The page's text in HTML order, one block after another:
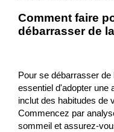
Comment faire
débarrasser de
Pour se débarrasser de
essentiel d'adopter une
inclut des habitudes de
Commencez par
sommeil et assurez-